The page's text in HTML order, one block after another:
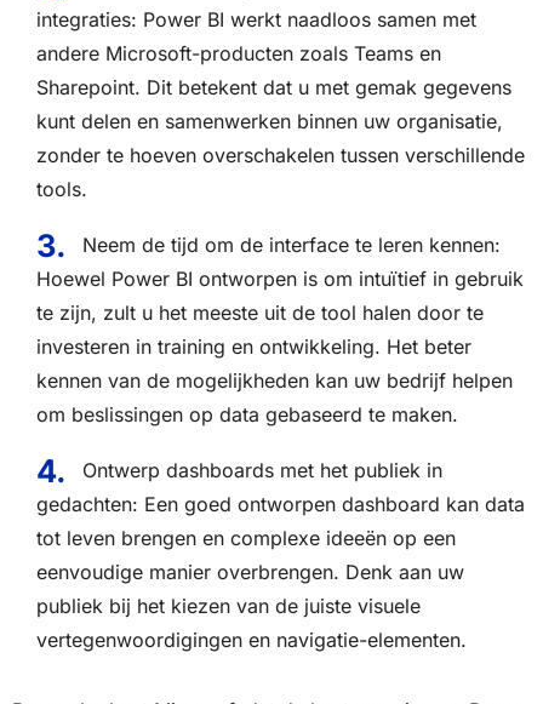
integraties: Power BI werkt naadloos samen met
andere Microsoft-producten zoals Teams en
Sharepoint. Dit betekent dat u met gemak gegevens
kunt delen en samenwerken binnen uw organisatie,
zonder te hoeven overschakelen tussen verschillende
tools.
Neem de tijd om de interface te leren kennen:
Hoewel Power BI ontworpen is om intuïtief in gebruik
te zijn, zult u het meeste uit de tool halen door te
investeren in training en ontwikkeling. Het beter
kennen van de mogelijkheden kan uw bedrijf helpen
om beslissingen op data gebaseerd te maken.
Ontwerp dashboards met het publiek in
gedachten: Een goed ontworpen dashboard kan data
tot leven brengen en complexe ideeën op een
eenvoudige manier overbrengen. Denk aan uw
publiek bij het kiezen van de juiste visuele
vertegenwoordigingen en navigatie-elementen.